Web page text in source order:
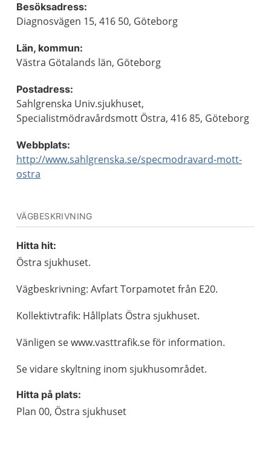
Besöksadress:
Diagnosvägen 15, 416 50, Göteborg
Län, kommun:
Västra Götalands län, Göteborg
Postadress:
Sahlgrenska Univ.sjukhuset,
Specialistmödravårdsmott Östra, 416 85, Göteborg
Webbplats:
http://www.sahlgrenska.se/specmodravard-mott-
ostra
VÄGBESKRIVNING
Hitta hit:
Östra sjukhuset.
Vägbeskrivning: Avfart Torpamotet från E20.
Kollektivtrafik: Hållplats Östra sjukhuset.
Vänligen se www.vasttrafik.se för information.
Se vidare skyltning inom sjukhusområdet.
Hitta på plats:
Plan 00, Östra sjukhuset